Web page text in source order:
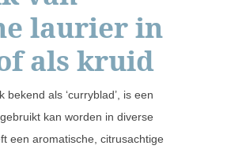
laurier in
als kruid
bekend als ‘curryblad’, is een
kan worden in diverse
een aromatische, citrusachtige